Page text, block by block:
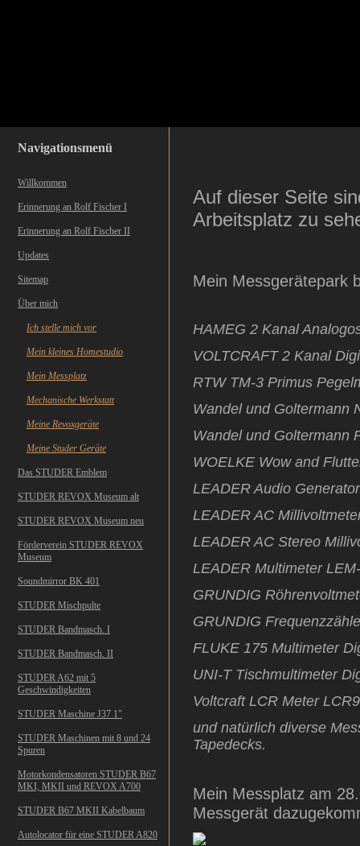
Navigationsmenü
Willkommen
Erinnerung an Rolf Fischer I
Erinnerung an Rolf Fischer II
Updates
Sitemap
Über mich
Ich stelle mich vor
Mein kleines Homestudio
Mein Messplatz
Mechanische Werkstatt
Meine Revoxgeräte
Meine Studer Geräte
Das STUDER Emblem
STUDER REVOX Museum alt
STUDER REVOX Museum neu
Förderverein STUDER REVOX
Museum
Soundmirror BK 401
STUDER Mischpulte
STUDER Bandmasch. I
STUDER Bandmasch. II
STUDER A62 mit 5
Geschwindigkeiten
STUDER Maschine J37 1"
STUDER Maschinen mit 8 und 24
Spuren
Motorkondensatoren STUDER B67
MKI, MKII und REVOX A700
STUDER B67 MKII Kabelbaum
Autolocator für eine STUDER A820
Auf dieser Seite
Arbeitsplatz zu
Mein Messgerätepark
HAMEG 2 Kanal
VOLTCRAFT 2 Kanal
RTW TM-3 Primus
Wandel und Goltermann
Wandel und Goltermann
WOELKE Wow and
LEADER Audio
LEADER AC
LEADER AC Stereo
LEADER Multimeter
GRUNDIG
GRUNDIG
FLUKE 175 Multimeter
UNI-T Tischmultimeter
Voltcraft LCR Meter
und natürlich diverse
Tapedecks.
Mein Messplatz am
Messgerät